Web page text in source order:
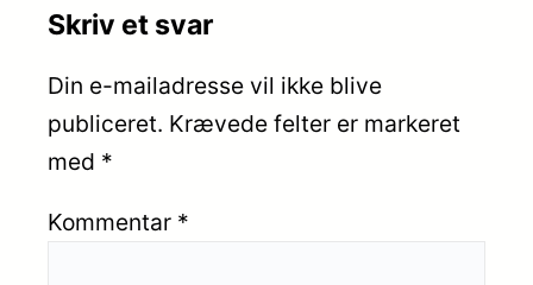
Skriv et svar
Din e-mailadresse vil ikke blive
publiceret. Krævede felter er markeret
med *
Kommentar *